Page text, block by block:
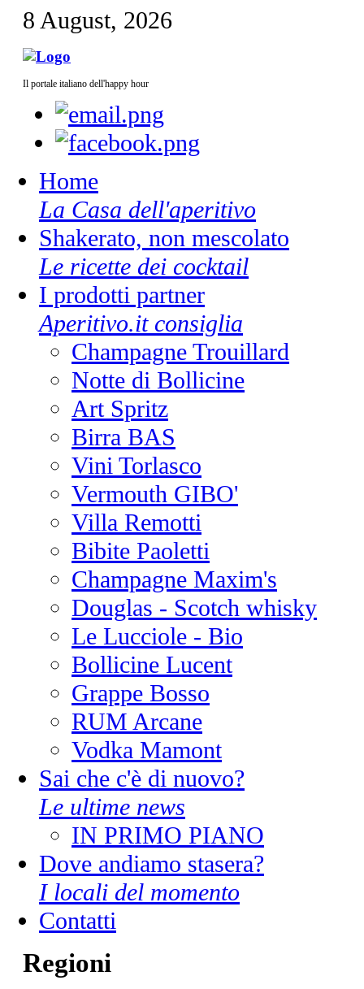
8 August, 2026
Il portale italiano dell'happy hour
Home
La Casa dell'aperitivo
Shakerato, non mescolato
Le ricette dei cocktail
I prodotti partner
Aperitivo.it consiglia
Champagne Trouillard
Notte di Bollicine
Art Spritz
Birra BAS
Vini Torlasco
Vermouth GIBO'
Villa Remotti
Bibite Paoletti
Champagne Maxim's
Douglas - Scotch whisky
Le Lucciole - Bio
Bollicine Lucent
Grappe Bosso
RUM Arcane
Vodka Mamont
Sai che c'è di nuovo?
Le ultime news
IN PRIMO PIANO
Dove andiamo stasera?
I locali del momento
Contatti
Regioni